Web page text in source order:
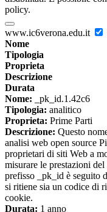
policy.
www.ic6verona.edu.it
Nome
Tipologia
Proprieta
Descrizione
Durata
Nome: _pk_id.1.42c6
Tipologia: analitico
Proprieta: Prime Parti
Descrizione: Questo
analisi web open source
proprietari di siti Web a
misurare le prestazioni
prefisso _pk_id è seguito
si ritiene sia un codice di
cookie.
Durata: 1 anno